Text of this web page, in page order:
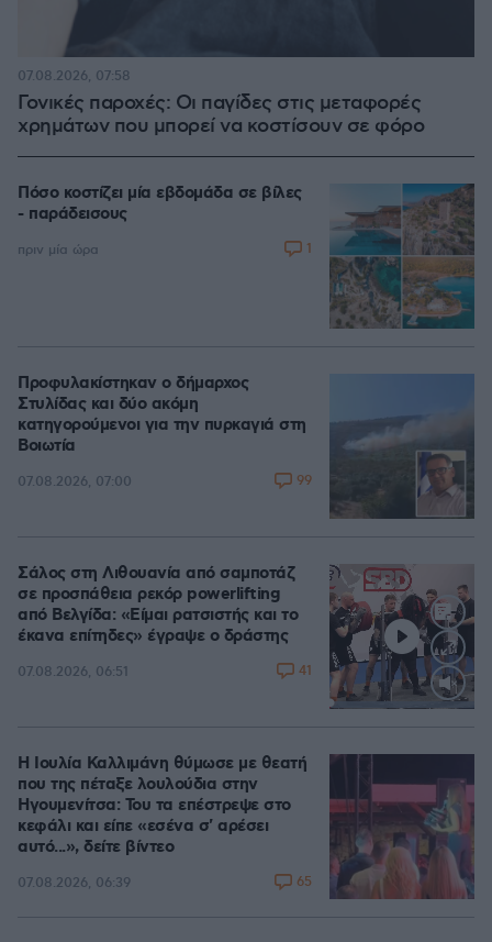
Γονικές παροχές: Οι παγίδες στις μεταφορές
χρημάτων που μπορεί να κοστίσουν σε φόρο
07.08.2026, 07:58
Πόσο κοστίζει μία εβδομάδα σε βίλες
- παράδεισους
πριν μία ώρα 1
Προφυλακίστηκαν ο δήμαρχος
Στυλίδας και δύο ακόμη
κατηγορούμενοι για την πυρκαγιά στη
Βοιωτία
07.08.2026, 07:00 99
Loaded
Σάλος στη Λιθουανία από σαμποτάζ
σε προσπάθεια ρεκόρ powerlifting
από Βελγίδα: «Είμαι ρατσιστής και το
έκανα επίτηδες» έγραψε ο δράστης
07.08.2026, 06:51 41
Η Ιουλία Καλλιμάνη θύμωσε με θεατή
που της πέταξε λουλούδια στην
Ηγουμενίτσα: Του τα επέστρεψε στο
κεφάλι και είπε «εσένα σ' αρέσει
αυτό...», δείτε βίντεο
07.08.2026, 06:39 65